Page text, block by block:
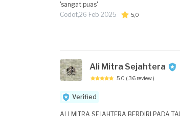
'sangat puas'
Codot,26 Feb 2025 5,0
Ali Mitra Sejahtera
5.0 ( 36 review )
Verified
ALI MITRA SEJAHTERA BERDIRI PADA TAUN